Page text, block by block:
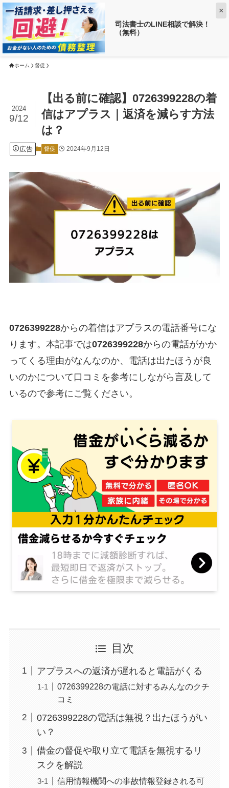
司法書士のLINE相談で解決！
（無料）
×
【返済がお得に!?】 借金がいくら減るか調べる ➡
ホーム 督促
【出る前に確認】0726399228の着
信はアプラス｜返済を減らす方法
は？
2024
9/12
広告 督促 2024年9月12日
0726399228からの着信はアプラスの電話番号にな
ります。本記事では0726399228からの電話がかか
ってくる理由がなんなのか、電話は出たほうが良
いのかについて口コミを参考にしながら言及して
いるので参考にご覧ください。
目次
アプラスへの返済が遅れると電話がくる
0726399228の電話に対するみんなのクチ
コミ
0726399228の電話は無視？出たほうがい
い？
借金の督促や取り立て電話を無視するリ
スクを解説
信用情報機関への事故情報登録される可